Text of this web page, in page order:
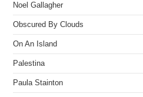
Noel Gallagher
Obscured By Clouds
On An Island
Palestina
Paula Stainton